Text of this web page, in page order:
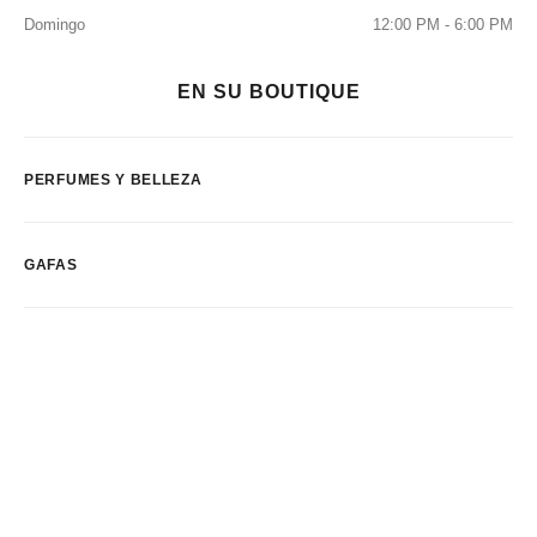
Domingo
12:00 PM - 6:00 PM
EN SU BOUTIQUE
PERFUMES Y BELLEZA
GAFAS